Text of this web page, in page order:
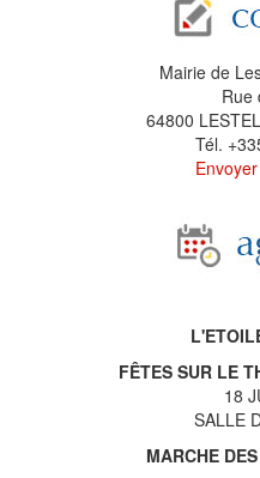
Mairie de
Rue
64800
Tél.
FÊTES SUR LE
18
SALLE
MARCHE